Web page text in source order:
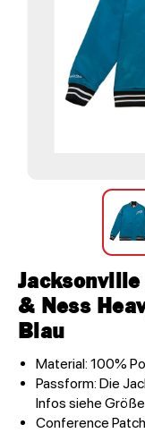
Jacksonville
& Ness
Blau
Material: 100%
Passform: Die
Infos siehe
Conference